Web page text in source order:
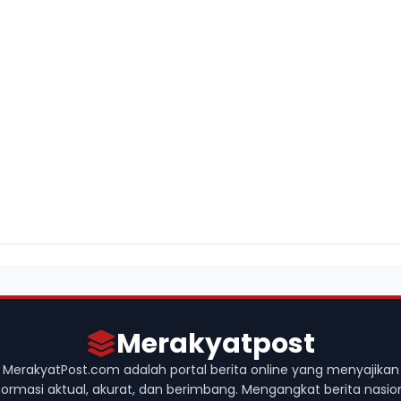
Merakyatpost
MerakyatPost.com adalah portal berita online yang menyajikan
aktual, akurat, dan berimbang. Mengangkat berita